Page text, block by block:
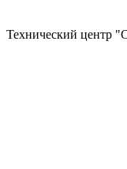
Технический центр